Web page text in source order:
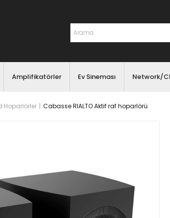
Amplifikatörler Ev Sineması Network/
Hoparlörler Cabasse RIALTO Aktif raf hoparlörü